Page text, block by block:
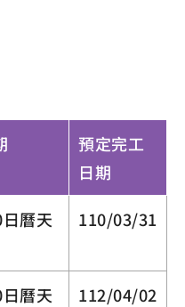
預定完工
日期
曆天 110/03/31
曆天 112/04/02